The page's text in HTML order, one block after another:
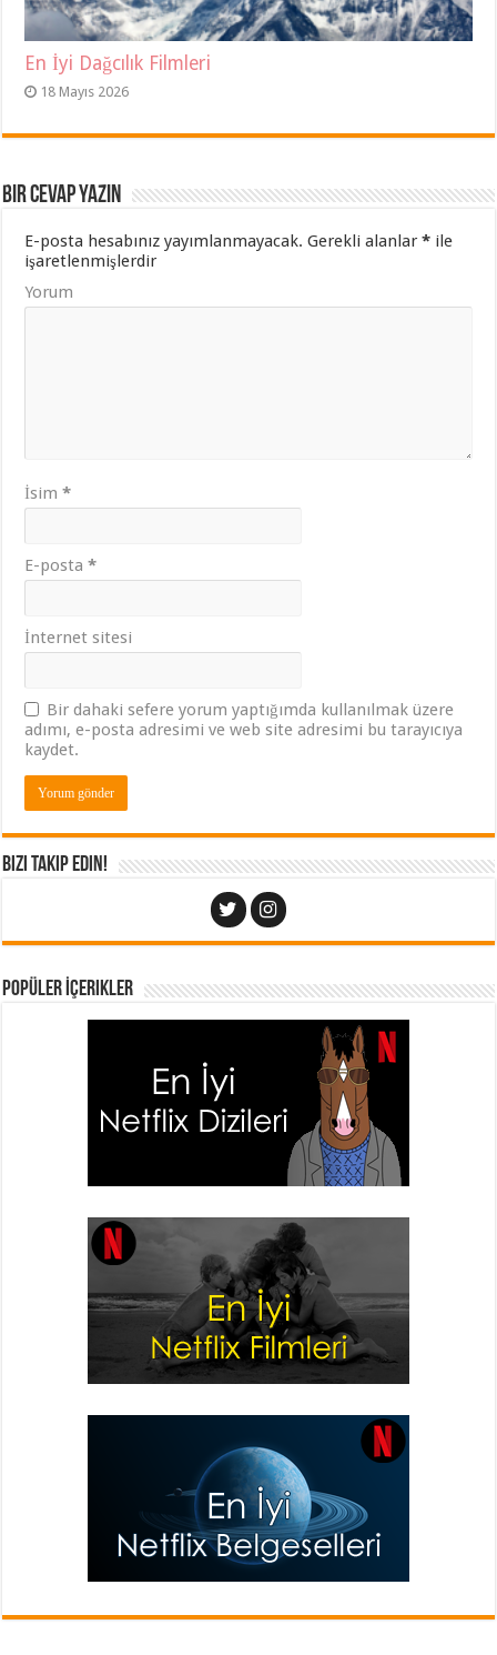
En İyi Dağcılık Filmleri
18 Mayıs 2026
Bir cevap yazın
E-posta hesabınız yayımlanmayacak. Gerekli alanlar* ile
işaretlenmişlerdir
Yorum
İsim*
E-posta*
İnternet sitesi
Bir dahaki sefere yorum yaptığımda kullanılmak üzere
adımı, e-posta adresimi ve web site adresimi bu tarayıcıya
kaydet.
Bizi Takip Edin!
Popüler İçerikler